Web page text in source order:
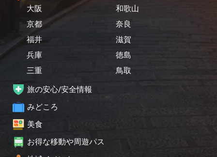
大阪
京都
福井
兵庫
三重
和歌山
奈良
滋賀
徳島
鳥取
旅の安心/安全情報
みどころ
美食
お得な移動や周遊パス